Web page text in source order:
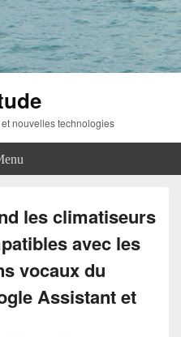
nouvelles technologies
les climatiseurs
avec les
vocaux du
Assistant et